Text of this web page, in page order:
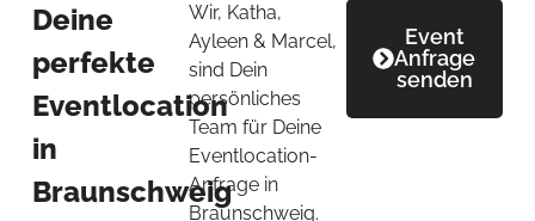
Deine
perfekte
Eventlocation
in
Braunschweig
Wir, Katha,
Ayleen & Marcel,
sind Dein
persönliches
Team für Deine
Eventlocation-
Anfrage in
Braunschweig.
Event
Anfrage
senden